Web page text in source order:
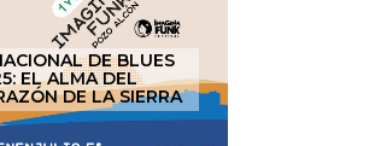
DE BLUES
EL ALMA DEL
DE LA SIERRA